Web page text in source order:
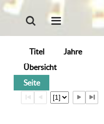
Titel
Jahre
Übersicht
Seite